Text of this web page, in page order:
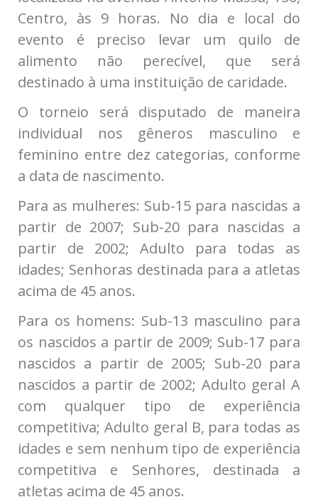
Centro, às 9 horas. No dia e local do
evento é preciso levar um quilo de
alimento não perecível, que será
destinado à uma instituição de caridade.
O torneio será disputado de maneira
individual nos gêneros masculino e
feminino entre dez categorias, conforme
a data de nascimento.
Para as mulheres: Sub-15 para nascidas a
partir de 2007; Sub-20 para nascidas a
partir de 2002; Adulto para todas as
idades; Senhoras destinada para a atletas
acima de 45 anos.
Para os homens: Sub-13 masculino para
os nascidos a partir de 2009; Sub-17 para
nascidos a partir de 2005; Sub-20 para
nascidos a partir de 2002; Adulto geral A
com qualquer tipo de experiência
competitiva; Adulto geral B, para todas as
idades e sem nenhum tipo de experiência
competitiva e Senhores, destinada a
atletas acima de 45 anos.